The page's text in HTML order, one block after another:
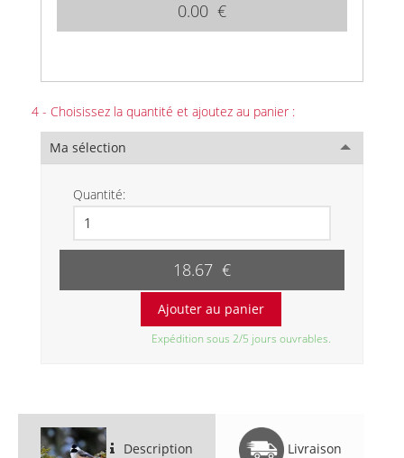
0.00 €
4 - Choisissez la quantité et ajoutez au panier :
Ma sélection
Quantité:
18.67 €
Expédition sous 2/5 jours ouvrables.
Description Livraison